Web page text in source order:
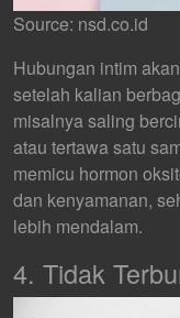
Source: nsd.co.id
Hubungan intim
setelah kalian
misalnya saling
atau tertawa satu
memicu hormon
dan kenyamanan,
lebih mendalam.
4. Tidak